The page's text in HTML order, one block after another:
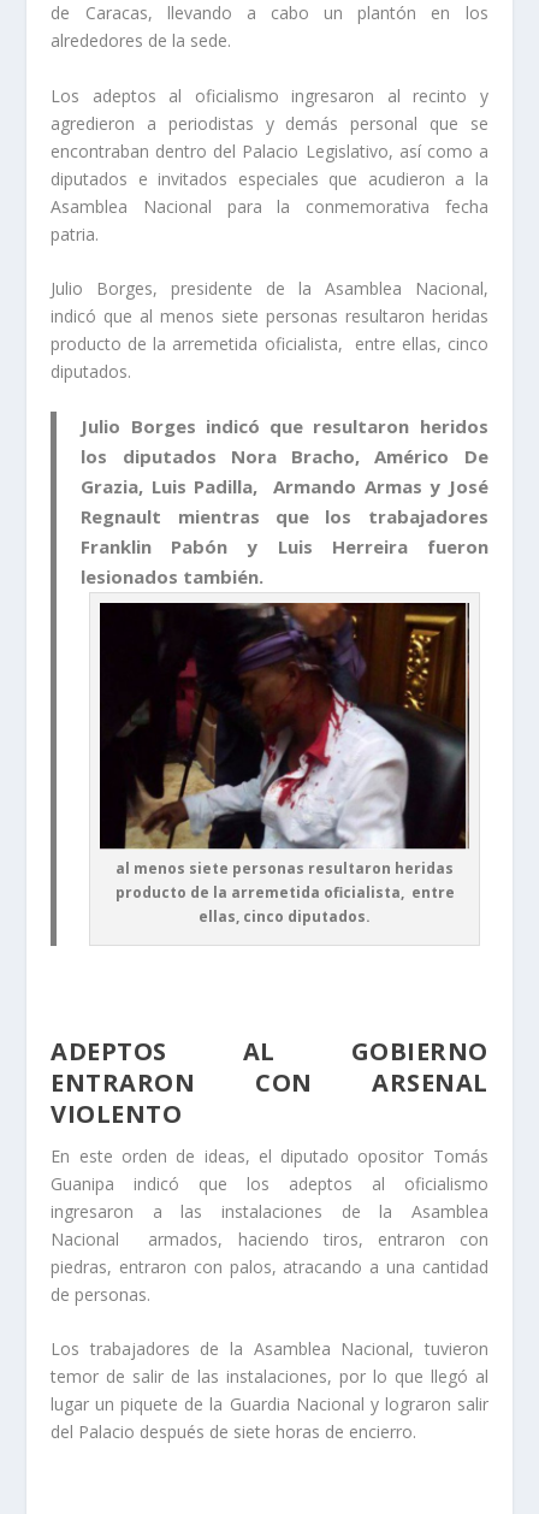
de Caracas, llevando a cabo un plantón en los
alrededores de la sede.
Los adeptos al oficialismo ingresaron al recinto y
agredieron a periodistas y demás personal que se
encontraban dentro del Palacio Legislativo, así como a
diputados e invitados especiales que acudieron a la
Asamblea Nacional para la conmemorativa fecha
patria.
Julio Borges, presidente de la Asamblea Nacional,
indicó que al menos siete personas resultaron heridas
producto de la arremetida oficialista, entre ellas, cinco
diputados.
Julio Borges indicó que resultaron heridos
los diputados Nora Bracho, Américo De
Grazia, Luis Padilla, Armando Armas y José
Regnault mientras que los trabajadores
Franklin Pabón y Luis Herreira fueron
lesionados también.
al menos siete personas resultaron heridas
producto de la arremetida oficialista, entre
ellas, cinco diputados.
ADEPTOS AL GOBIERNO
ENTRARON CON ARSENAL
VIOLENTO
En este orden de ideas, el diputado opositor Tomás
Guanipa indicó que los adeptos al oficialismo
ingresaron a las instalaciones de la Asamblea
Nacional armados, haciendo tiros, entraron con
piedras, entraron con palos, atracando a una cantidad
de personas.
Los trabajadores de la Asamblea Nacional, tuvieron
temor de salir de las instalaciones, por lo que llegó al
lugar un piquete de la Guardia Nacional y lograron salir
del Palacio después de siete horas de encierro.